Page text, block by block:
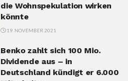
die Wohnspekulation wirken
könnte
19. NOVEMBER 2021
Benko zahlt sich 100 Mio.
Dividende aus – in
Deutschland kündigt er 6.000